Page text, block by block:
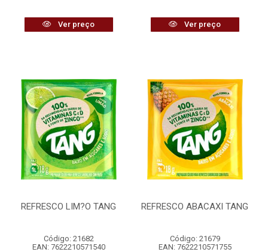
Ver preço Ver preço
REFRESCO LIM?O TANG
Código: 21682
EAN: 7622210571540
REFRESCO ABACAXI TANG
Código: 21679
EAN: 7622210571755